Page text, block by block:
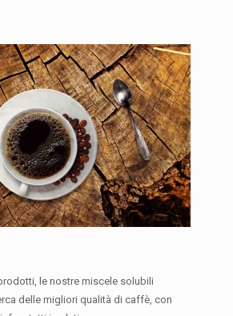
le nostre miscele solubili
delle migliori qualità di caffè, con